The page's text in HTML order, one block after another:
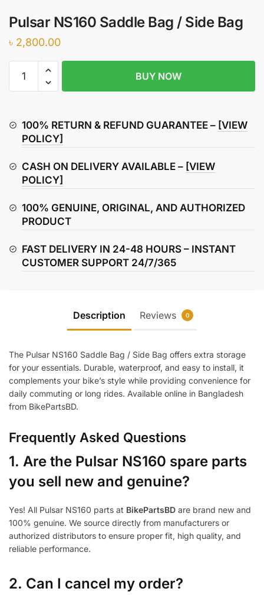
Pulsar NS160 Saddle Bag / Side Bag
৳ 2,800.00
NS160
/
Side
quantity
BUY NOW
100% RETURN & REFUND GUARANTEE – [VIEW
POLICY]
CASH ON DELIVERY AVAILABLE – [VIEW
POLICY]
100% GENUINE, ORIGINAL, AND AUTHORIZED
PRODUCT
FAST DELIVERY IN 24-48 HOURS – INSTANT
CUSTOMER SUPPORT 24/7/365
Description Reviews 0
The Pulsar NS160 Saddle Bag / Side Bag offers extra storage
for your essentials. Durable, waterproof, and easy to install, it
complements your bike’s style while providing convenience for
daily commuting or long rides. Available online in Bangladesh
from BikePartsBD.
Frequently Asked Questions
1. Are the Pulsar NS160 spare parts
you sell new and genuine?
Yes! All Pulsar NS160 parts at BikePartsBD are brand new and
100% genuine. We source directly from manufacturers or
authorized distributors to ensure proper fit, high quality, and
reliable performance.
2. Can I cancel my order?